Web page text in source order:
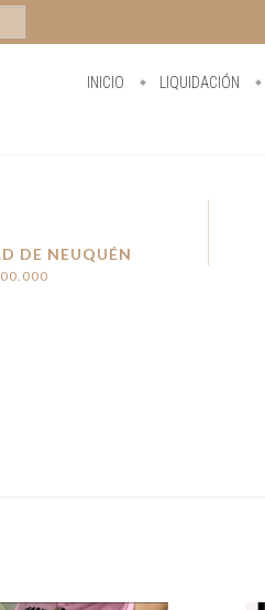
INICIO LIQUIDACIÓN
DE NEUQUÉN